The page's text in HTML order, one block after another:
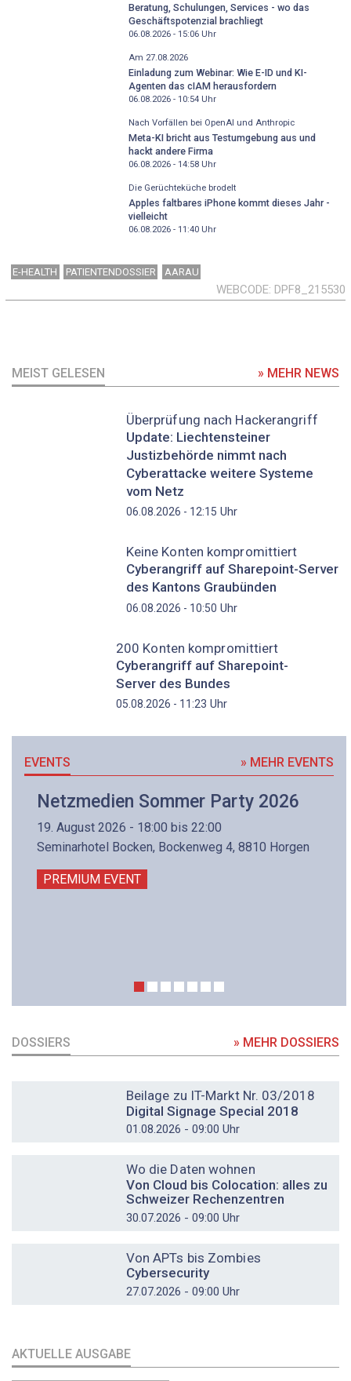
Beratung, Schulungen, Services - wo das
Geschäftspotenzial brachliegt
06.08.2026 - 15:06Uhr
Am 27.08.2026
Einladung zum Webinar: Wie E-ID und KI-
Agenten das cIAM herausfordern
06.08.2026 - 10:54Uhr
Nach Vorfällen bei OpenAI und Anthropic
Meta-KI bricht aus Testumgebung aus und
hackt andere Firma
06.08.2026 - 14:58Uhr
Die Gerüchteküche brodelt
Apples faltbares iPhone kommt dieses Jahr -
vielleicht
06.08.2026 - 11:40Uhr
E-HEALTH PATIENTENDOSSIER AARAU
WEBCODE DPF8_215530
MEIST GELESEN » MEHR NEWS
Überprüfung nach Hackerangriff
Update: Liechtensteiner
Justizbehörde nimmt nach
Cyberattacke weitere Systeme
vom Netz
06.08.2026 - 12:15 Uhr
Keine Konten kompromittiert
Cyberangriff auf Sharepoint-Server
des Kantons Graubünden
06.08.2026 - 10:50 Uhr
200 Konten kompromittiert
Cyberangriff auf Sharepoint-
Server des Bundes
05.08.2026 - 11:23 Uhr
EVENTS » MEHR EVENTS
Netzmedien Sommer Party 2026
19. August 2026 - 18:00 bis 22:00
Seminarhotel Bocken, Bockenweg 4, 8810 Horgen
PREMIUM EVENT
DOSSIERS » MEHR DOSSIERS
Beilage zu IT-Markt Nr. 03/2018
Digital Signage Special 2018
01.08.2026 - 09:00 Uhr
Wo die Daten wohnen
Von Cloud bis Colocation: alles zu
Schweizer Rechenzentren
30.07.2026 - 09:00 Uhr
Von APTs bis Zombies
Cybersecurity
27.07.2026 - 09:00 Uhr
AKTUELLE AUSGABE